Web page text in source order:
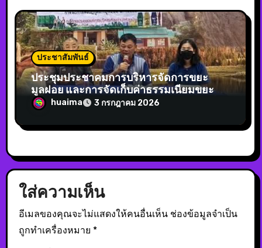
ประชาสัมพันธ์
ประชุมประชาคมการบริหารจัดการขยะ
มูลฝอย และการจัดเก็บค่าธรรมเนียมขยะ หมู่
3 ,11,13,14
huaima 3 กรกฎาคม 2026
ใส่ความเห็น
อีเมลของคุณจะไม่แสดงให้คนอื่นเห็น ช่องข้อมูลจำเป็น
ถูกทำเครื่องหมาย *